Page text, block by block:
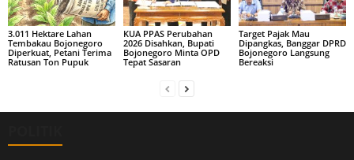
3.011 Hektare Lahan
Tembakau Bojonegoro
Diperkuat, Petani Terima
Ratusan Ton Pupuk
KUA PPAS Perubahan
2026 Disahkan, Bupati
Bojonegoro Minta OPD
Tepat Sasaran
Target Pajak Mau
Dipangkas, Banggar DPRD
Bojonegoro Langsung
Bereaksi